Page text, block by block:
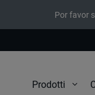
Por favor
Prodotti